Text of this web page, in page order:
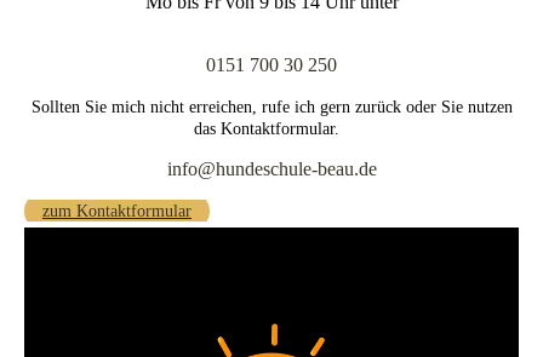
0151 700 30 250
Sollten Sie mich nicht erreichen, rufe ich gern zurück oder Sie nutzen
das Kontaktformular.
info@hundeschule-beau.de
zum Kontaktformular